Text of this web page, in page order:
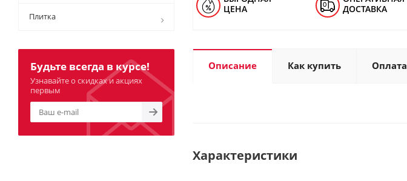
ЦЕНА
ДОСТАВКА
Описание Как купить Оплата
Характеристики
Плитка
Будьте всегда в курсе!
Узнавайте о скидках и акциях
первым